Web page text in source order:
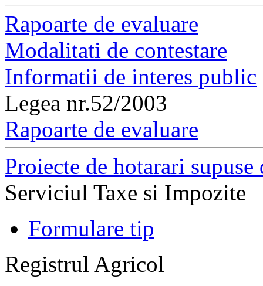
Rapoarte de evaluare
Modalitati de contestare
Informatii de interes public
Legea nr.52/2003
Rapoarte de evaluare
Proiecte de hotarari
Serviciul Taxe si Impozite
Formulare tip
Registrul Agricol